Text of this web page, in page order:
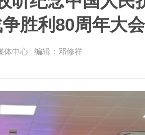
胜利80周年大会
体中心 编辑：邓修祥